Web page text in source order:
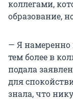
коллегами,
образование,
— Я намеренно
тем более в
подала
для
знала, что